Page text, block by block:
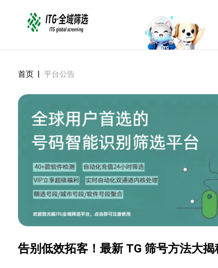
首页 | 平台公告
告别低效拓客！最新 TG 筛号方法大